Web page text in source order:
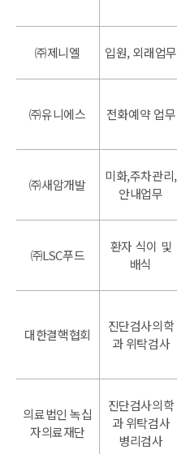
㈜제니엘 입원, 외래업무
㈜유니에스 전화예약 업무
㈜새암개발
미화,주차관리,
안내업무
㈜LSC푸드
환자 식이 및
배식
대한결핵협회
진단검사의학
과 위탁검사
의료법인 녹십
자의료재단
진단검사의학
과 위탁검사
병리검사